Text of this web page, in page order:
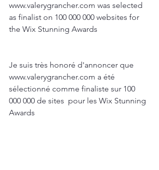
www.valerygrancher.com was selected
as finalist on 100 000 000 websites for
the Wix Stunning Awards
Je suis très honoré d'annoncer que
www.valerygrancher.com a été
sélectionné comme finaliste sur 100
000 000 de sites  pour les Wix Stunning
Awards